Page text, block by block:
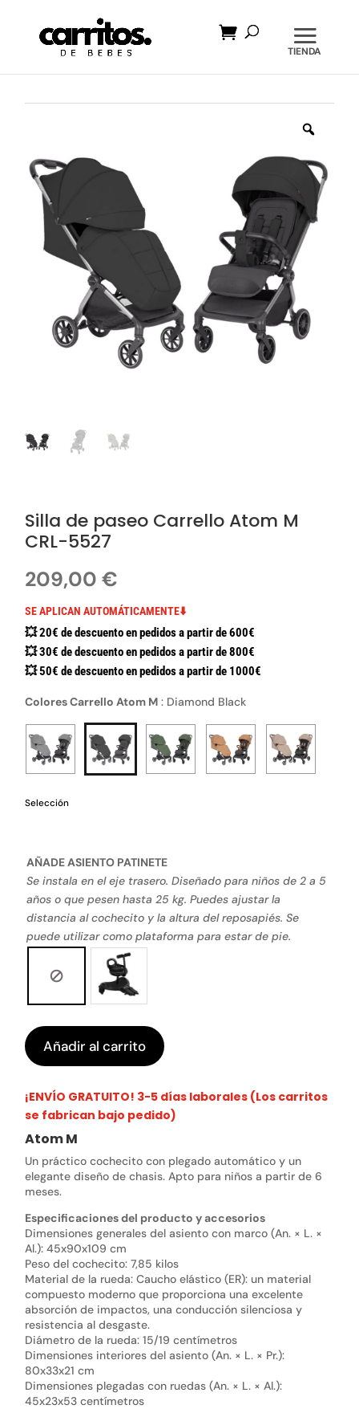
productos
Silla de paseo Carrello Atom M
CRL-5527
209,00€
SE APLICAN AUTOMÁTICAMENTE⬇️
💥 20€ de descuento en pedidos a partir de 600€
💥 30€ de descuento en pedidos a partir de 800€
💥 50€ de descuento en pedidos a partir de 1000€
Colores Carrello Atom M : Diamond Black
Selección
AÑADE ASIENTO PATINETE
Se instala en el eje trasero. Diseñado para niños de 2 a 5
años o que pesen hasta 25 kg. Puedes ajustar la
distancia al cochecito y la altura del reposapiés. Se
puede utilizar como plataforma para estar de pie.
Añadir al carrito
¡ENVÍO GRATUITO! 3-5 días laborales (Los carritos
se fabrican bajo pedido)
Atom M
Un práctico cochecito con plegado automático y un
elegante diseño de chasis. Apto para niños a partir de 6
meses.
Especificaciones del producto y accesorios
Dimensiones generales del asiento con marco (An. × L. ×
Al.): 45x90x109 cm
Peso del cochecito: 7,85 kilos
Material de la rueda: Caucho elástico (ER): un material
compuesto moderno que proporciona una excelente
absorción de impactos, una conducción silenciosa y
resistencia al desgaste.
Diámetro de la rueda: 15/19 centímetros
Dimensiones interiores del asiento (An. × L. × Pr.):
80x33x21 cm
Dimensiones plegadas con ruedas (An. × L. × Al.):
45x23x53 centímetros